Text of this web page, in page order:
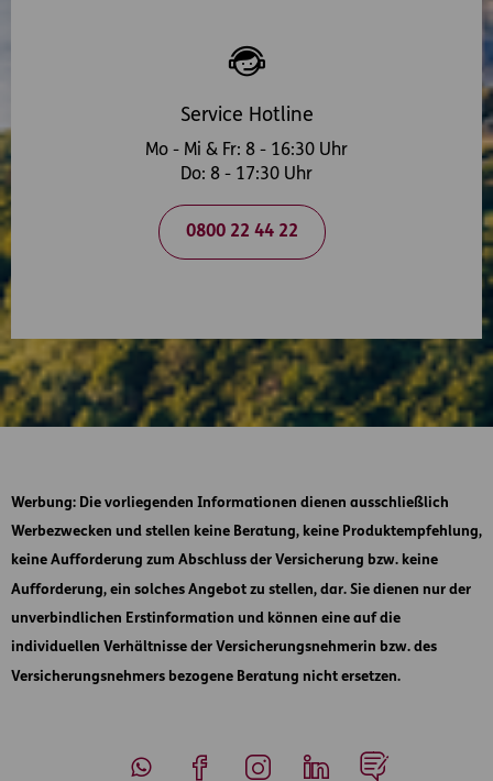
Service Hotline
Mo - Mi & Fr: 8 - 16:30 Uhr
Do: 8 - 17:30 Uhr
0800 22 44 22
Werbung: Die vorliegenden Informationen dienen ausschließlich
Werbezwecken und stellen keine Beratung, keine Produktempfehlung,
keine Aufforderung zum Abschluss der Versicherung bzw. keine
Aufforderung, ein solches Angebot zu stellen, dar. Sie dienen nur der
unverbindlichen Erstinformation und können eine auf die
individuellen Verhältnisse der Versicherungsnehmerin bzw. des
Versicherungsnehmers bezogene Beratung nicht ersetzen.